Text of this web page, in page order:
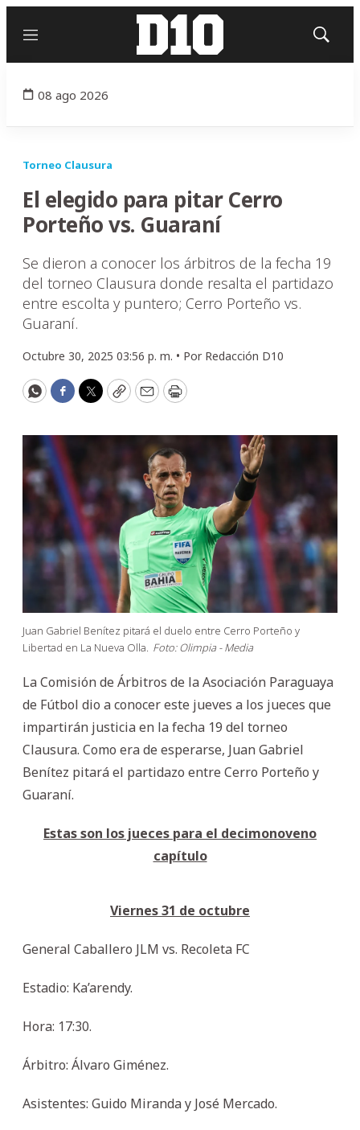
Menú
Mostrar
08 ago 2026
Torneo Clausura
El elegido para pitar Cerro
Porteño vs. Guaraní
Se dieron a conocer los árbitros de la fecha 19
del torneo Clausura donde resalta el partidazo
entre escolta y puntero; Cerro Porteño vs.
Guaraní.
Octubre 30, 2025 03:56 p. m. • Por Redacción D10
WhatsApp
Facebook
Twitter
CopyEmailPrint
Juan Gabriel Benítez pitará el duelo entre Cerro Porteño y
Libertad en La Nueva Olla. Foto: Olimpia - Media
La Comisión de Árbitros de la Asociación Paraguaya
de Fútbol dio a conocer este jueves a los jueces que
impartirán justicia en la fecha 19 del torneo
Clausura. Como era de esperarse, Juan Gabriel
Benítez pitará el partidazo entre Cerro Porteño y
Guaraní.
Estas son los jueces para el decimonoveno
capítulo
Viernes 31 de octubre
General Caballero JLM vs. Recoleta FC
Estadio: Ka’arendy.
Hora: 17:30.
Árbitro: Álvaro Giménez.
Asistentes: Guido Miranda y José Mercado.